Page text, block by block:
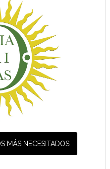
MÁS NECESITADOS